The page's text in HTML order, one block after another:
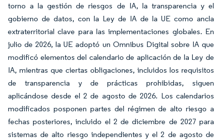
torno a la gestión de riesgos de IA, la transparencia y el
gobierno de datos, con la Ley de IA de la UE como ancla
extraterritorial clave para las implementaciones globales. En
julio de 2026, la UE adoptó un Omnibus Digital sobre IA que
modificó elementos del calendario de aplicación de la Ley de
IA, mientras que ciertas obligaciones, incluidos los requisitos
de transparencia y de prácticas prohibidas, siguen
aplicándose desde el 2 de agosto de 2026. Los calendarios
modificados posponen partes del régimen de alto riesgo a
fechas posteriores, incluido el 2 de diciembre de 2027 para
sistemas de alto riesgo independientes y el 2 de agosto de